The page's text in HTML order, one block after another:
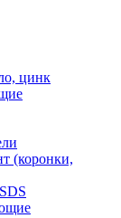
цинк
(коронки,